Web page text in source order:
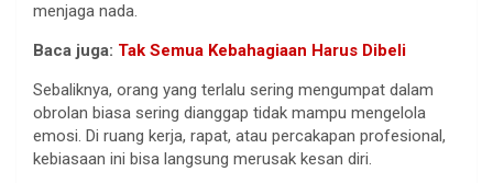
menjaga nada.
Baca juga: Tak Semua Kebahagiaan Harus Dibeli
Sebaliknya, orang yang terlalu sering mengumpat dalam
obrolan biasa sering dianggap tidak mampu mengelola
emosi. Di ruang kerja, rapat, atau percakapan profesional,
kebiasaan ini bisa langsung merusak kesan diri.